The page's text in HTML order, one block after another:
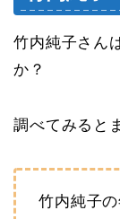
竹内純子さん
か？
調べてみると
竹内純子